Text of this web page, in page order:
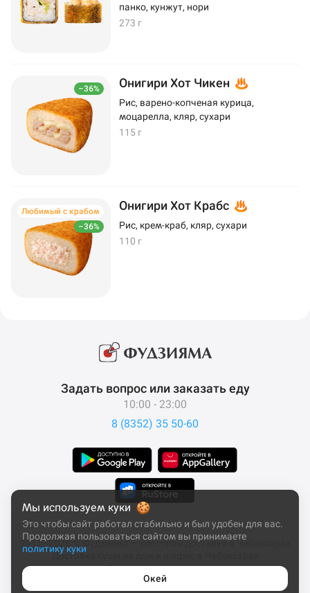
панко, кунжут, нори
273 г
–36% Онигири Хот Чикен
Рис, варено-копченая курица,
моцарелла, кляр, сухари
115 г
–36%
Любимый с крабом Онигири Хот Крабс
Рис, крем-краб, кляр, сухари
110 г
Задать вопрос или заказать еду
10:00 - 23:00
8 (8352) 35 50-60
2011–2026 © Фудзияма — ресторан доставки в Чебоксарах
Доставка суши на дом и в офис в Чебоксарах
Все права защищены
Мы используем куки
Это чтобы сайт работал стабильно и был удобен для вас.
Продолжая пользоваться сайтом вы принимаете
политику куки
Окей